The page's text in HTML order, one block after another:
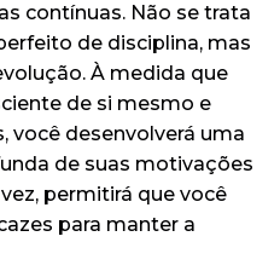
contínuas. Não se trata
de disciplina, mas
À medida que
de si mesmo e
você desenvolverá uma
de suas motivações
permitirá que você
para manter a